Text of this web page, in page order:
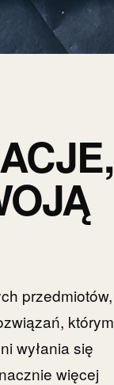
przedmiotów,
którym
wyłania się
więcej